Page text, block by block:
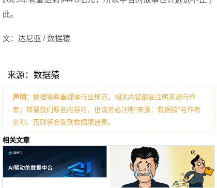
此。
文：达尼亚 / 数据猿
来源：数据猿
声明： 数据猿尊重媒体行业规范，相关内容都会注明来源与作
者；转载我们原创内容时，也请务必注明“来源：数据猿”与作者
名称，否则将会受到数据猿追责。
相关文章